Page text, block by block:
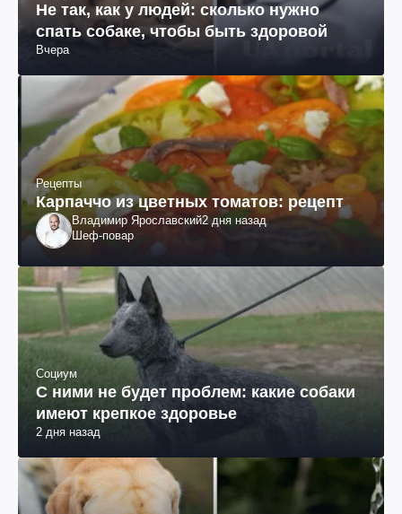
Не так, как у людей: сколько нужно
спать собаке, чтобы быть здоровой
Вчера
Рецепты
Карпаччо из цветных томатов: рецепт
Владимир Ярославский2 дня назад
Шеф-повар
Социум
С ними не будет проблем: какие собаки
имеют крепкое здоровье
2 дня назад